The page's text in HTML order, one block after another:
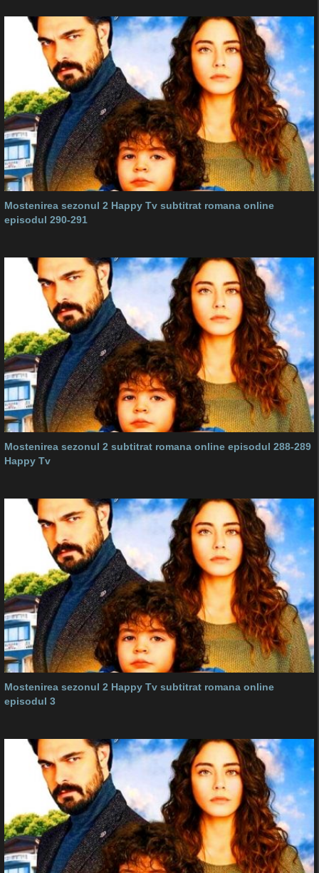
Mostenirea sezonul 2 Happy Tv subtitrat romana online
episodul 290-291
Mostenirea sezonul 2 subtitrat romana online episodul 288-289
Happy Tv
Mostenirea sezonul 2 Happy Tv subtitrat romana online
episodul 3